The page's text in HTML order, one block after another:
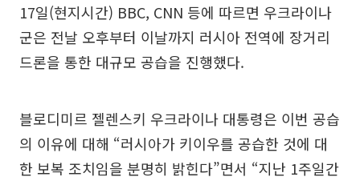
17일(현지시간) BBC, CNN 등에 따르면 우크라이나
군은 전날 오후부터 이날까지 러시아 전역에 장거리
드론을 통한 대규모 공습을 진행했다.
블로디미르 젤렌스키 우크라이나 대통령은 이번 공습
의 이유에 대해 “러시아가 키이우를 공습한 것에 대
한 보복 조치임을 분명히 밝힌다”면서 “지난 1주일간